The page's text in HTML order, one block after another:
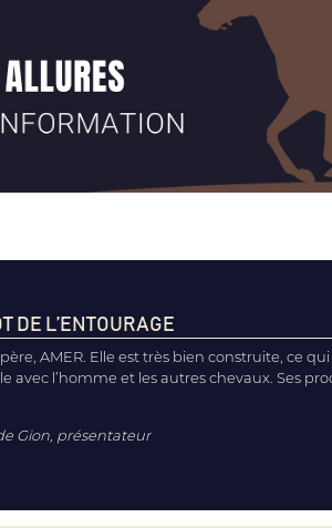
DE L’ENTOURAGE
AMER. Elle est très bien construite, ce
l’homme et les autres chevaux. Ses
Gion, présentateur